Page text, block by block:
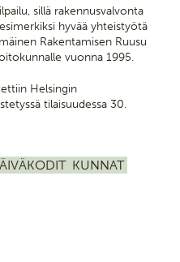
sillä rakennusvalvonta
hyvää yhteistyötä
Rakentamisen Ruusu
vuonna 1995.
Helsingin
tilaisuudessa 30.
KUNNAT